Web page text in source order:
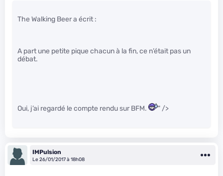
The Walking Beer a écrit :
A part une petite pique chacun à la fin, ce n’était pas un
débat.
Oui, j’ai regardé le compte rendu sur BFM. " />
IMPulsion
Le 26/01/2017 à 18h08